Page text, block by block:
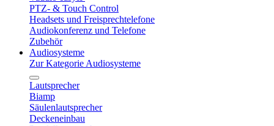
PTZ- & Touch Control
Headsets und Freisprechtelefone
Audiokonferenz und Telefone
Zubehör
Audiosysteme
Zur Kategorie Audiosysteme
Lautsprecher
Biamp
Säulenlautsprecher
Deckeneinbau